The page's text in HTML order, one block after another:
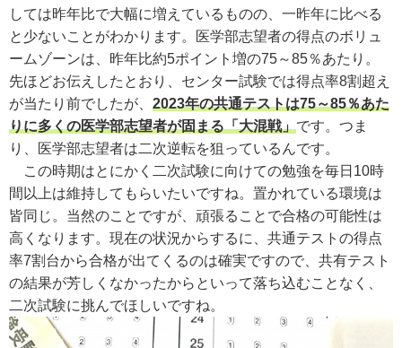
しては昨年比で大幅に増えているものの、一昨年に比べる
と少ないことがわかります。医学部志望者の得点のボリュ
ー ムゾーンは、昨年比約5ポイント増の75～85％あたり。
先ほどお伝えしたとおり、センター試験では得点率8割超え
が当たり前でしたが、 2023年の共通テストは75～85％あた
りに多くの医学部志望者が固まる「大混戦」です。つま
り、医学部志望者は二次逆転を狙っているんです。
この時期はとにかく二次試験に向けての勉強を毎日 10時
間以上は維持してもらいたいですね。置かれている環境は
皆同じ。当然のことですが、頑張ることで合格の可能性は
高くなります。現在の状況からするに、共通テストの得点
率7割台から合格が出てくるのは確実ですので、共有テスト
の結果が芳しくなかったからといって落ち込むことなく、
二次試験に挑んでほしいですね。